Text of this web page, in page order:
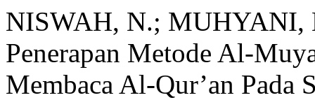
NISWAH, N.; MUHYANI,
Penerapan Metode Al-
Membaca Al-Qur’an